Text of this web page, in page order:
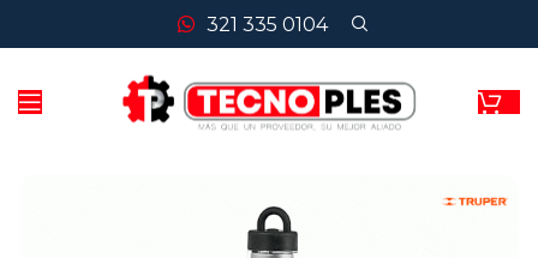
321 335 0104